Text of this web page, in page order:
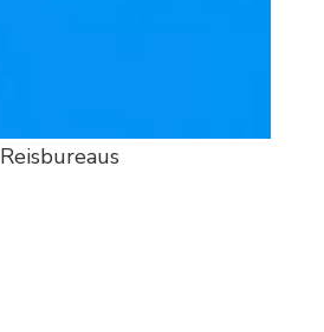
Reisbureaus